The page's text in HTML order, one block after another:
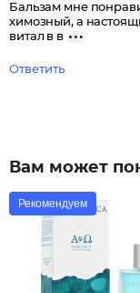
Бальзам мне
химозный, а
витал в в
Ответить
Вам может
Рекомендуем